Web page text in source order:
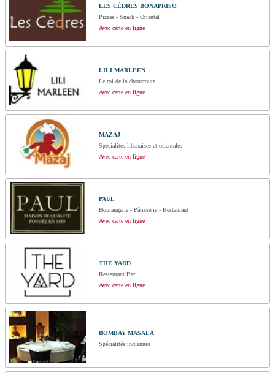
LES CÈDRES BONAPRISO
Pizzas - Snack - Oriental
Avec carte en ligne
LILI MARLEEN
Le roi de la choucroute
Avec carte en ligne
MAZAJ
Spécialités libanaises et orientales
Avec carte en ligne
PAUL
Boulangerie - Pâtisserie - Restaurant
Avec carte en ligne
THE YARD
Restaurant Bar
Avec carte en ligne
BOMBAY MASALA
Spécialités indiennes